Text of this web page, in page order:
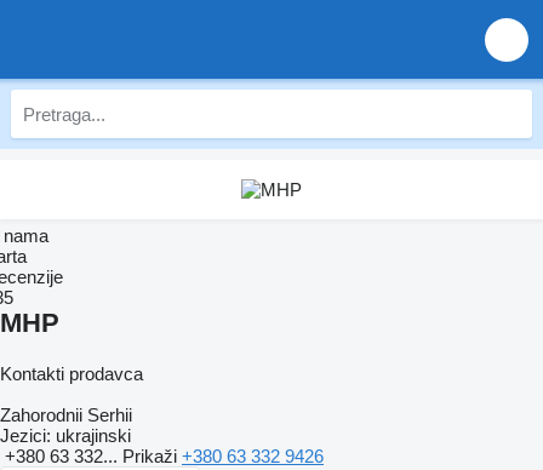
MHP
Kontakti prodavca
Zahorodnii Serhii
Jezici: ukrajinski
+380 63 332... Prikaži +380 63 332 9426